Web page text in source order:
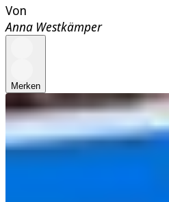
Von
Anna Westkämper
Merken